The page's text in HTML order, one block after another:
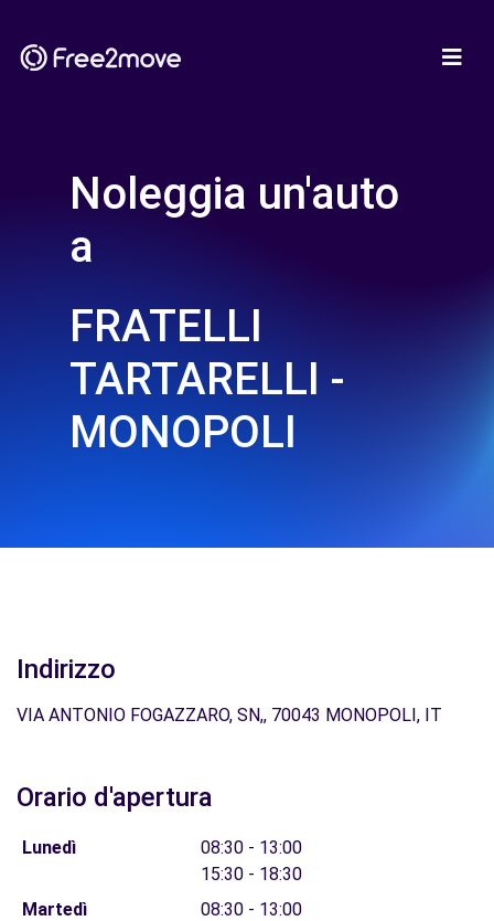
Noleggia un'auto
a
FRATELLI
TARTARELLI -
MONOPOLI
Indirizzo
VIA ANTONIO FOGAZZARO, SN,, 70043 MONOPOLI, IT
Orario d'apertura
Lunedì
08:30 - 13:00
15:30 - 18:30
Martedì
08:30 - 13:00